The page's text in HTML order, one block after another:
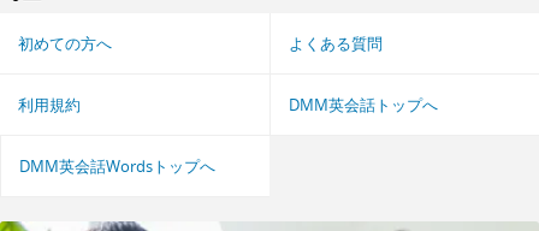
初めての方へ よくある質問
利用規約 DMM英会話トップへ
DMM英会話Wordsトップへ